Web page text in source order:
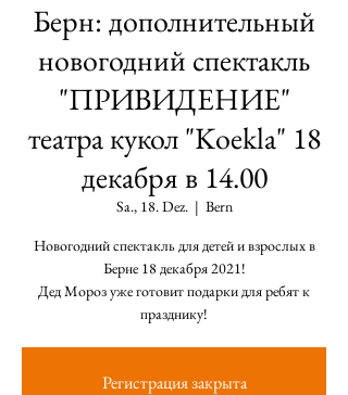
Берн: дополнительный
новогодний спектакль
"ПРИВИДЕНИЕ"
театра кукол "Koekla" 18
декабря в 14.00
Sa., 18. Dez.
  |
Bern
Новогодний спектакль для детей и взрослых в
Берне 18 декабря 2021!
Дед Мороз уже готовит подарки для ребят к
празднику!
Регистрация закрыта